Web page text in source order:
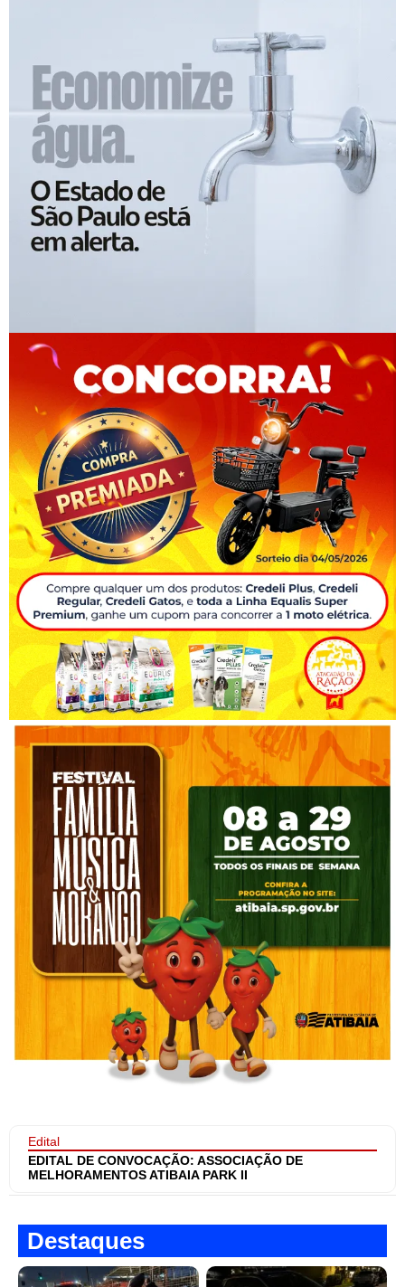
Edital
EDITAL DE CONVOCAÇÃO: ASSOCIAÇÃO DE
MELHORAMENTOS ATIBAIA PARK II
Destaques